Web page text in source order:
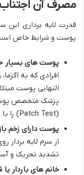
مصرف آن
قدرت لایه برداری این
پوست و شرایط خاص
پوست های بسیار
افرادی که به
التهابی پوست
پزشک متخصص
(Patch Test) را با دقت بیشتری انجام دهند.
پوست دارای زخم
از سرم لایه
تشدید تحریک و
خانم های باردار یا